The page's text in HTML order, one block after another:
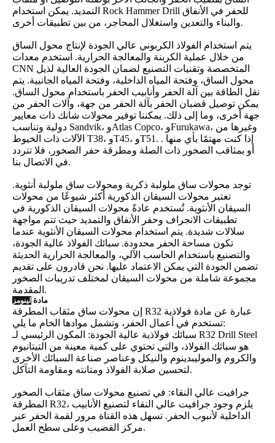
التمديد. يمكن استخدام Rock Hammer Drill للحفر في الأنفاق
والبناء والتعدين واستغلال المحاجر، من بين تطبيقات أخرى.
يتم استخدام الفولاذ الكربوني عالي الجودة لإنتاج محول الساق
من خلال عملية الكربنة والمعالجة الحرارية. استخدم معدات
CNN المتخصصة وتقنيات التصنيع لضمان الجودة العالية لذيل
محول الساق، وفتحة المياه الداخلية، وفتحة المياه الجانبية. يتم
نقل الطاقة بين آلة الحفر وأنابيب الحفر باستخدام محول الساق.
يمكن توصيل قضبان الحفر بآلة الحفر من جهة، وآلات الحفر من
جهة أخرى، وما إلى ذلك. يمكننا توفير محولات شانك ذات معايير
دولية وتناسب Sandvik، وAtlas Copco، وFurukawa، وغيرها من
الآلات ذات الخيوط T38، وT45، وT51. . إذا كنت مهتمًا بأي منها
أو بمثاقب الصخور ذات الصلة ومطرقة حفر الصخور، فلا تتردد
في الاتصال بنا.
توجد محولات ساق ملولبة ذكرية ومحولات ساق ملولبة أنثوية.
تعتبر محولات السيقان الذكورية أكثر شيوعًا من محولات
السيقان الأنثوية. تُستخدم عادةً محولات السيقان الذكورية في
تطبيقات الانجراف وحفر الأنفاق والتمديد حيث تتم مواجهة
سلالات شديدة. يتم استخدام محولات السيقان الأنثوية عندما
تكون مساحة الحفر محدودة. سبائك الفولاذ عالية الجودة،
والتصنيع باستخدام الحاسب الآلي، والمعالجة الحرارية الحديثة
تضمن الجودة التي يمكن الاعتماد عليها. نحن قادرون على تقديم
مجموعة شاملة من محولات السيقان لمختلف تدريبات الصخور
المقدمة.
مادة لينومز
إن محولات ساق مثقاب المطرقة R32 عبارة عن مادة فولاذية
تستخدم في أعمال الحفر، وتشمل موادها الخام ما يلي:
سبائك فولاذية عالية الجودة: المكون الرئيسي لـ R32 Drill Steel
هو سبائك الفولاذ، والتي تحتوي على كمية معينة من التيتانيوم
والكروم والموليبدينوم والنيكل وعناصر صناعة السبائك الأخرى
لتحسين صلابة الفولاذ ومتانته ومقاومة التآكل.
جرافيت عالي النقاء: في تصنيع محولات ساق مثقاب الصخور
المطرقة R32، يلزم وجود جرافيت عالي النقاء لتصنيع الأنابيب
الداخلية لأنبوب الحفر. تسهل هذه القناة مرور لقمة الحفر عبر
مركز القضيب وعلى سطح العمل.